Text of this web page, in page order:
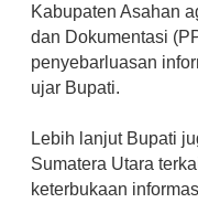
Kabupaten Asahan
dan Dokumentasi
penyebarluasan
ujar Bupati.
Lebih lanjut Bupati
Sumatera Utara
keterbukaan